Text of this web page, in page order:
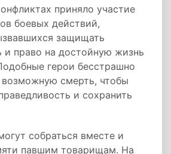
приняло участие
боевых действий,
защищать
и право на достойную жизнь
герои бесстрашно
возможную смерть, чтобы
и сохранить
собраться вместе и
павшим товарищам. На